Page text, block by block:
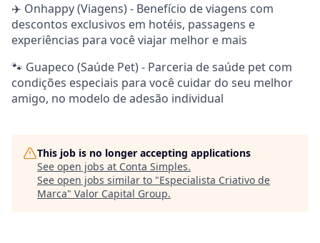
✈️ Onhappy (Viagens) - Benefício de viagens com
descontos exclusivos em hotéis, passagens e
experiências para você viajar melhor e mais
🐾 Guapeco (Saúde Pet) - Parceria de saúde pet com
condições especiais para você cuidar do seu melhor
amigo, no modelo de adesão individual
This job is no longer accepting applications
See open jobs at Conta Simples.
See open jobs similar to "Especialista Criativo de
Marca" Valor Capital Group.